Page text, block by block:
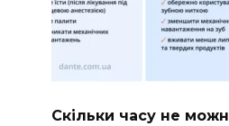
Скільки часу не